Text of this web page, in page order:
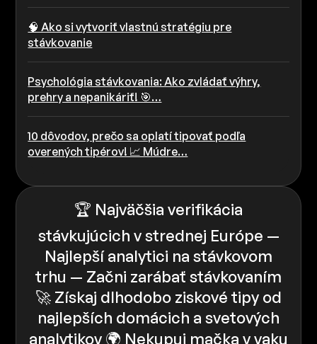
🧠 Ako si vytvoriť vlastnú stratégiu pre
stávkovanie
Psychológia stávkovania: Ako zvládať výhry,
prehry a nepanikáriť! 🎯…
10 dôvodov, prečo sa oplatí tipovať podľa
overených tipérov! 📈 Múdre…
🏆 Najväčšia verifikácia
stávkujúcich v strednej Európe —
Najlepší analytici na stávkovom
trhu — Začni zarábať stávkovaním
🚀 Získaj dlhodobo ziskové tipy od
najlepších domácich a svetových
analytikov 🌍 Nekupuj mačka v vaku